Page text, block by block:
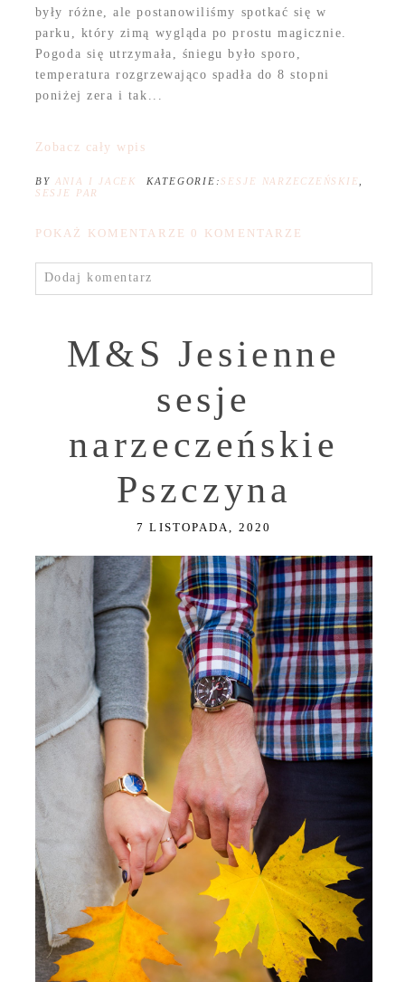
były różne, ale postanowiliśmy spotkać się w
parku, który zimą wygląda po prostu magicznie.
Pogoda się utrzymała, śniegu było sporo,
temperatura rozgrzewająco spadła do 8 stopni
poniżej zera i tak...
Zobacz cały wpis
BY ANIA I JACEK KATEGORIE:SESJE NARZECZEŃSKIE,
SESJE PAR
POKAŻ KOMENTARZE 0 KOMENTARZE
Dodaj komentarz
M&S Jesienne
sesje
narzeczeńskie
Pszczyna
7 LISTOPADA, 2020